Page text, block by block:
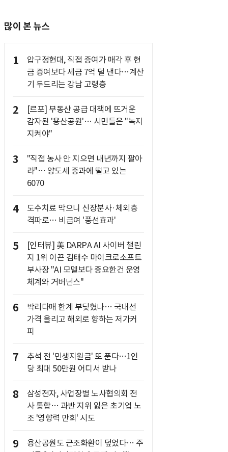
많이 본 뉴스
1
압구정현대, 직접 증여가 매각 후 현
금 증여보다 세금 7억 덜 낸다…계산
기 두드리는 강남 고령층
2
[르포] 부동산 공급 대책에 뜨거운
감자된 '용산공원'… 시민들은 "녹지
지켜야"
3
"직접 농사 안 지으면 내년까지 팔아
라"… 양도세 중과에 떨고 있는
6070
4
도수치료 막으니 신장분사·체외충
격파로… 비급여 '풍선효과'
5
[인터뷰] 美 DARPA AI 사이버 챌린
지 1위 이끈 김태수 마이크로소프트
부사장 "AI 모델보다 중요한건 운영
체계와 거버넌스"
6
박리다매 한계 부딪혔나… 국내선
가격 올리고 해외로 향하는 저가커
피
7
추석 전 '민생지원금' 또 푼다…1인
당 최대 50만원 어디서 받나
8
삼성전자, 사업장별 노사협의회 전
사 통합… 과반 지위 잃은 초기업 노
조 '영향력 만회' 시도
9
용산공원도 근조화환이 덮었다… 주